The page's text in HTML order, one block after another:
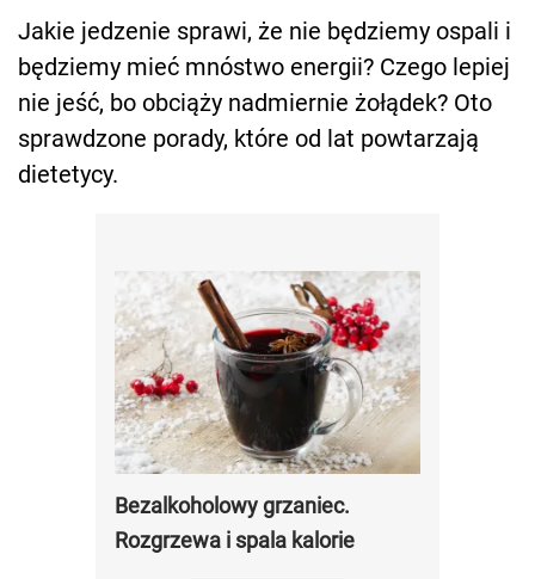
Jakie jedzenie sprawi, że nie będziemy ospali i
będziemy mieć mnóstwo energii? Czego lepiej
nie jeść, bo obciąży nadmiernie żołądek? Oto
sprawdzone porady, które od lat powtarzają
dietetycy.
Bezalkoholowy grzaniec.
Rozgrzewa i spala kalorie